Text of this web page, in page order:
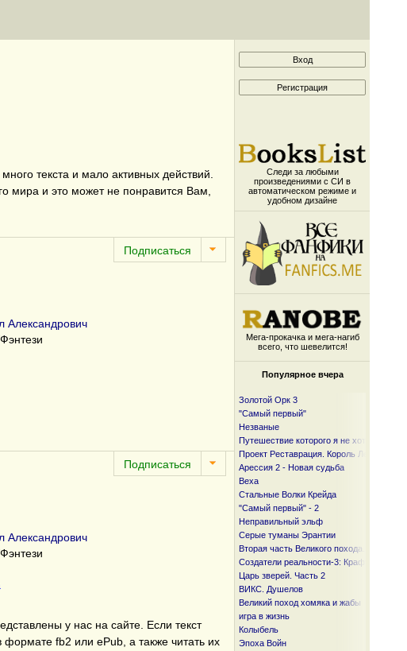
текста и мало активных действий.
мира и это может не понравится Вам,
Александрович
Александрович
у нас на сайте. Если текст
fb2 или ePub, а также читать их
Следи за любыми
произведениями с СИ в
автоматическом режиме и
удобном дизайне
Мега-прокачка и мега-нагиб
всего, что шевелится!
Популярное вчера
Золотой Орк 3
"Самый первый"
Незваные
Путешествие которого я не хотел
Проект Реставрация. Король Лесов.
Арессия 2 - Новая судьба
Веха
Стальные Волки Крейда
"Самый первый" - 2
Неправильный эльф
Серые туманы Эрантии
Вторая часть Великого похода. От
Создатели реальности-3: Крафтер
Царь зверей. Часть 2
ВИКС. Душелов
Великий поход хомяка и жабы
игра в жизнь
Колыбель
Эпоха Войн